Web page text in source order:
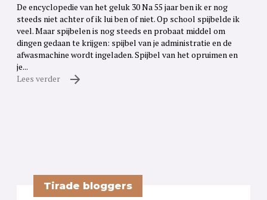
De encyclopedie van het geluk 30 Na 55 jaar ben ik er nog
steeds niet achter of ik lui ben of niet. Op school spijbelde ik
veel. Maar spijbelen is nog steeds en probaat middel om
dingen gedaan te krijgen: spijbel van je administratie en de
afwasmachine wordt ingeladen. Spijbel van het opruimen en
je...
Lees verder
Tirade bloggers